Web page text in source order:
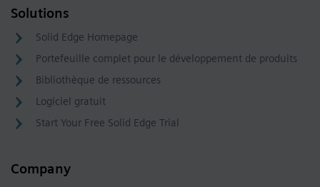
Solutions
Solid Edge Homepage
Portefeuille complet pour le développement de produits
Bibliothèque de ressources
Logiciel gratuit
Start Your Free Solid Edge Trial
Company